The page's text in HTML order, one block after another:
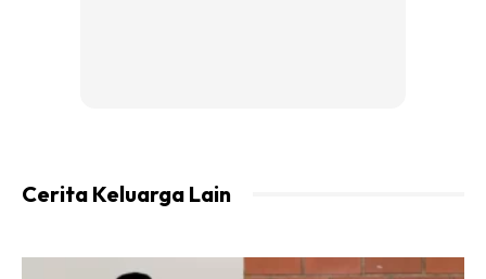
Cerita Keluarga Lain